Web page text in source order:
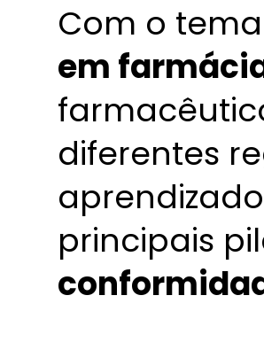
Com o tema
em
diferentes
principais